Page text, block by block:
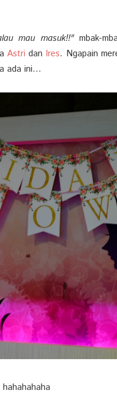
mau masuk!!" mbak-
Astri dan Ires. Ngapain
ada ini...